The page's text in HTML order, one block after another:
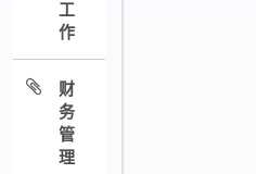
工
作
财
务
管
理